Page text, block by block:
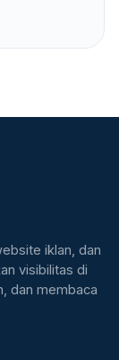
iklan, dan
visibilitas di
dan membaca